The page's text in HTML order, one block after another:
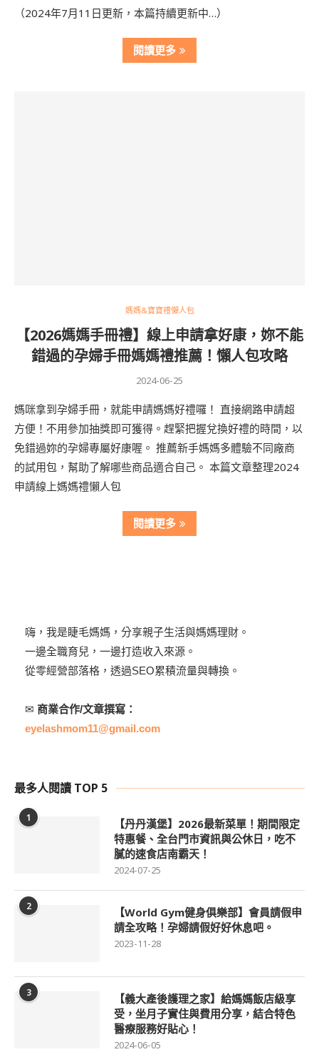
（2024年7月11日更新，本篇持續更新中…）
閱讀更多
媽媽&寶寶禮懶人包
【2026媽媽手冊禮】線上申請拿好康，妳不能
錯過的孕婦手冊媽媽禮推薦！懶人包攻略
2024-06-25
媽咪拿到孕婦手冊，就能申請媽媽好禮囉！ 直接網路申請超
方便！不用參加抽獎即可獲得。趕緊把握兌換好禮的時間，以
免錯過妳的孕婦專屬好康喔。 推薦新手媽媽多體驗不同廠商
的試用包，幫助了解哪些商品適合自己。 本篇文章整理2024
申請線上媽媽禮懶人包
閱讀更多
嗨，我是睫毛媽媽，分享親子生活與媽媽理財。
一邊全職育兒，一邊打造收入來源。
從零經營部落格，透過SEO累積流量與轉換。
✉ 商業合作/文章撰寫：
eyelashmom11@gmail.com
最多人閱讀 TOP 5
1
【丹丹漢堡】2026最新菜單！期間限定
特惠餐、全台門市資訊與公休日，吃不
膩的速食店南霸天！
2024-07-25
2
【World Gym健身俱樂部】會員請假申
請全攻略！孕婦請假好好休息吧。
2023-11-28
3
【義大產後護理之家】給媽媽飯店級享
受，坐月子實住與費用分享，結合特色
醫療服務好貼心！
2024-06-05